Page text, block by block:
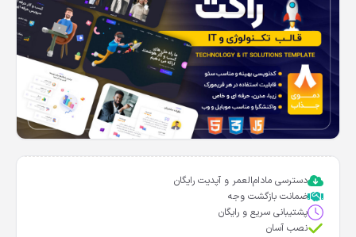
دسترسی مادام‌العمر و آپدیت رایگان
ضمانت بازگشت وجه
پشتیبانی سریع و رایگان
نصب آسان